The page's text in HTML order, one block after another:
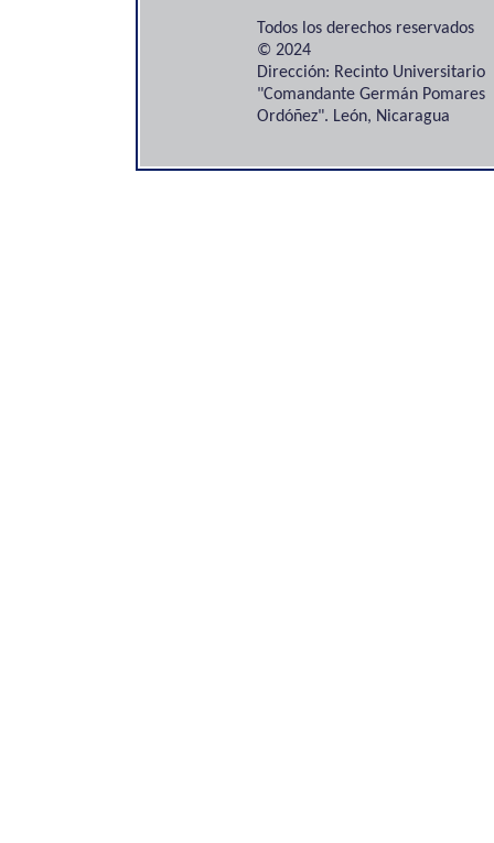
Todos los derechos reservados
© 2024
Dirección: Recinto Universitario
"Comandante Germán Pomares
Ordóñez". León, Nicaragua